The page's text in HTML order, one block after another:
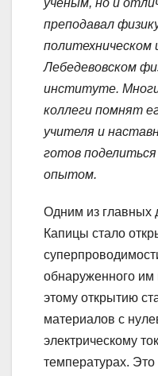
ученым, но и
преподавал
Лебедевовском
институте.
коллеги помнят
учителя и
готов
опытом.
Одним из главных
Капицы стало
обнаруженного им
этому открытию
материалов с
электрическому
температурах.